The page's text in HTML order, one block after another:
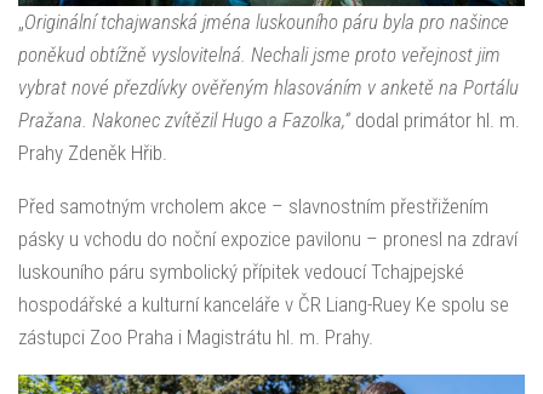
„Originální tchajwanská jména luskouního páru byla pro našince
poněkud obtížně vyslovitelná. Nechali jsme proto veřejnost jim
vybrat nové přezdívky ověřeným hlasováním v anketě na Portálu
Pražana. Nakonec zvítězil Hugo a Fazolka,“ dodal primátor hl. m.
Prahy Zdeněk Hřib.
Před samotným vrcholem akce – slavnostním přestřižením
pásky u vchodu do noční expozice pavilonu – pronesl na zdraví
luskouního páru symbolický přípitek vedoucí Tchajpejské
hospodářské a kulturní kanceláře v ČR Liang-Ruey Ke spolu se
zástupci Zoo Praha i Magistrátu hl. m. Prahy.